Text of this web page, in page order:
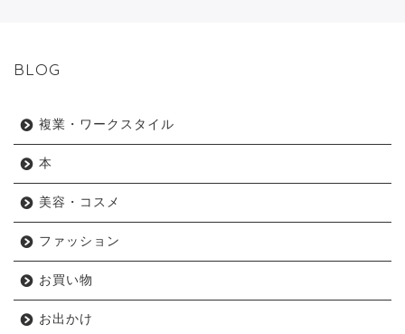
BLOG
複業・ワークスタイル
本
美容・コスメ
ファッション
お買い物
お出かけ